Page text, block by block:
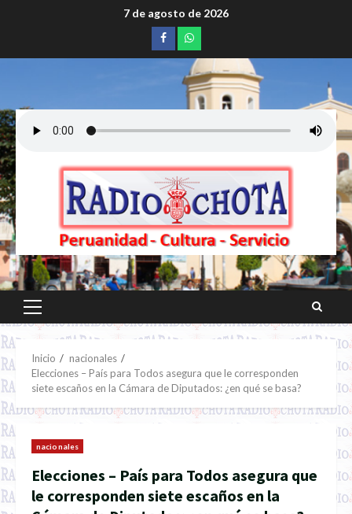
7 de agosto de 2026
Facebookwhatsapp
Menú
principal
Inicio
nacionales
Elecciones – País para Todos asegura que le corresponden
siete escaños en la Cámara de Diputados: ¿en qué se basa?
nacionales
Elecciones – País para Todos asegura que
le corresponden siete escaños en la